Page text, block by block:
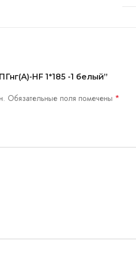
HF 1*185 -1 белый”
Обязательные поля помечены *